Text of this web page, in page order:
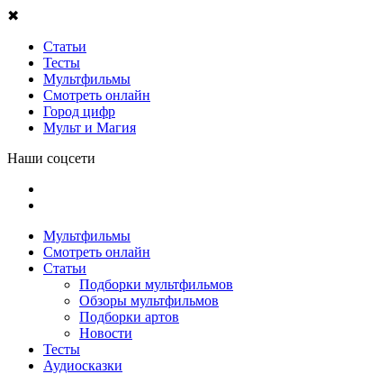
✖
Статьи
Тесты
Мультфильмы
Смотреть онлайн
Город цифр
Мульт и Магия
Наши соцсети
Мультфильмы
Смотреть онлайн
Статьи
Подборки мультфильмов
Обзоры мультфильмов
Подборки артов
Новости
Тесты
Аудиосказки